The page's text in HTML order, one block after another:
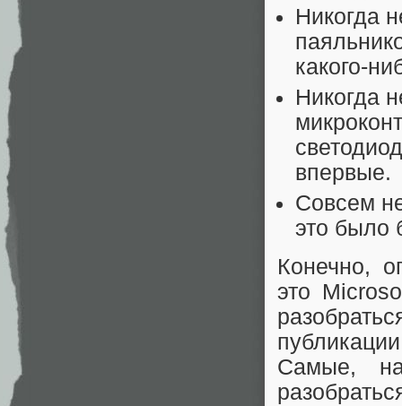
Никогда
какого-
Никогда
впервые.
Совсем
это было
Конечно,
это
Самые,